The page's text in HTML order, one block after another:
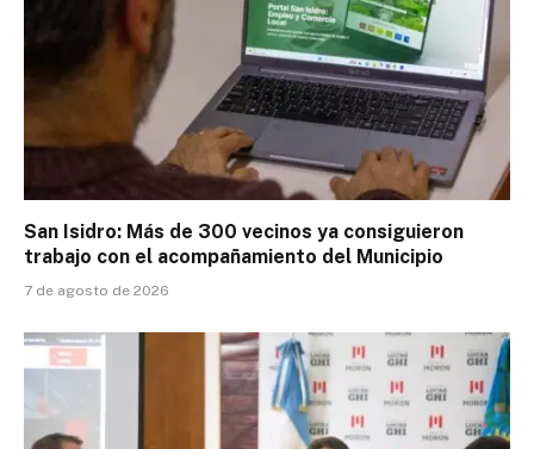
San Isidro: Más de 300 vecinos ya consiguieron
trabajo con el acompañamiento del Municipio
7 de agosto de 2026